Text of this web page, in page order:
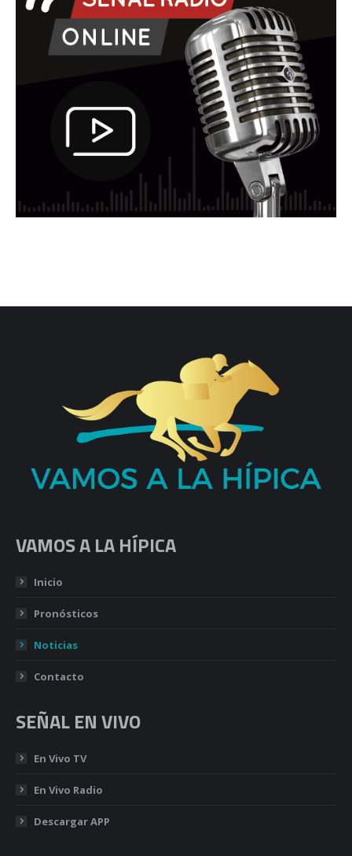
VAMOS A LA HÍPICA
Inicio
Pronósticos
Noticias
Contacto
SEÑAL EN VIVO
En Vivo TV
En Vivo Radio
Descargar APP